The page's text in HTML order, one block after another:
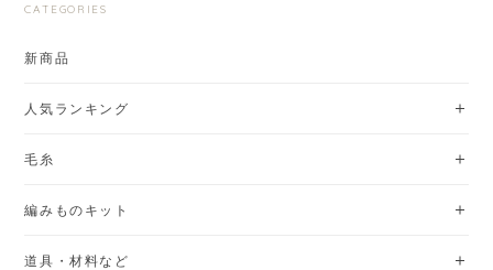
CATEGORIES
新商品
人気ランキング
毛糸
編みものキット
道具・材料など